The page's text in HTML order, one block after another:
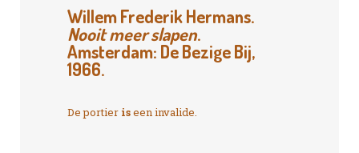
Willem Frederik Hermans.
Nooit meer slapen.
Amsterdam: De Bezige Bij,
1966.
De portier iseen invalide.